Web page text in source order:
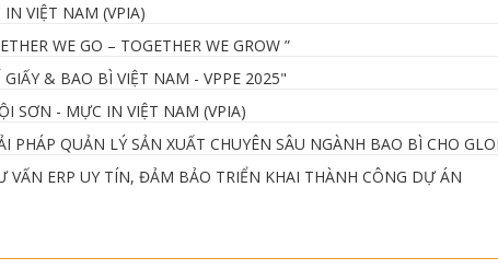
VIỆT NAM (VPIA)
WE GO – TOGETHER WE GROW ”
& BAO BÌ VIỆT NAM - VPPE 2025"
SƠN - MỰC IN VIỆT NAM (VPIA)
PHÁP QUẢN LÝ SẢN XUẤT CHUYÊN SÂU NGÀNH BAO BÌ CHO
ERP UY TÍN, ĐẢM BẢO TRIỂN KHAI THÀNH CÔNG DỰ ÁN